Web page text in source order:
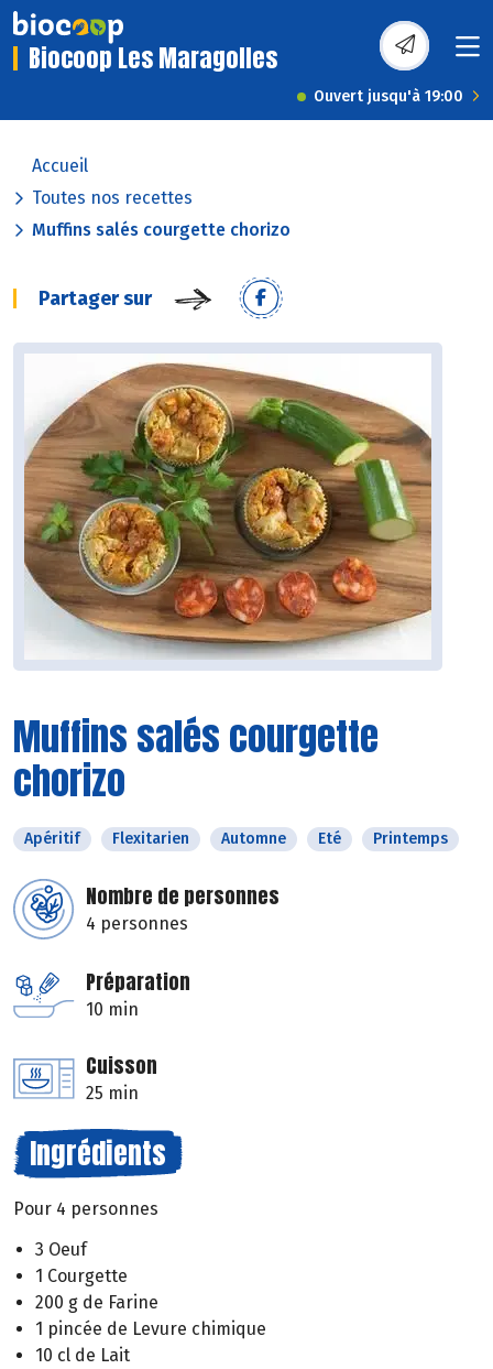
Biocoop Les Maragolles
Ouvert jusqu'à 19:00
Accueil
Toutes nos recettes
Muffins salés courgette chorizo
Partager sur
Muffins salés courgette
chorizo
Apéritif Flexitarien Automne Eté Printemps
Nombre de personnes
4 personnes
Préparation
10 min
Cuisson
25 min
Ingrédients
Pour 4 personnes
3 Oeuf
1 Courgette
200 g de Farine
1 pincée de Levure chimique
10 cl de Lait